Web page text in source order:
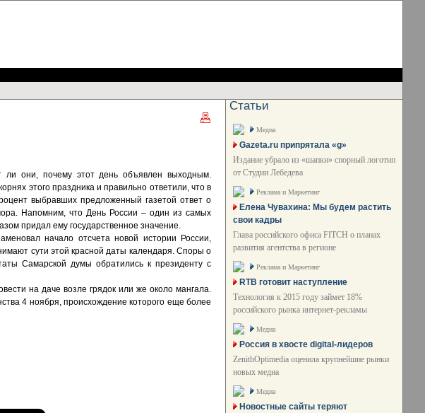
ли они, почему этот день объявлен выходным.
этого праздника и правильно ответили, что в
выбравших предложенный газетой ответ о
Напомним, что День России – один из самых
придал ему государственное значение.
начало отсчета новой истории России,
сути этой красной даты календаря. Споры о
Самарской думы обратились к президенту с
на даче возле грядок или же около мангала.
4 ноября, происхождение которого еще более
Статьи
Медиа
Gazeta.ru припрятала «g»
Издание убрало из «шапки» спорный логотип
от Студии Лебедева
Реклама и Маркетинг
Елена Чувахина: Мы будем растить
свои кадры
Глава российского офиса FITCH о планах
развития агентства в регионе
Реклама и Маркетинг
RTB готовит наступление
Технология к 2015 году займет 18%
российского рынка интернет-рекламы
Медиа
Россия в хвосте digital-лидеров
ZenithOptimedia оценила крупнейшие рынки
новых медиа
Медиа
Новостные сайты теряют